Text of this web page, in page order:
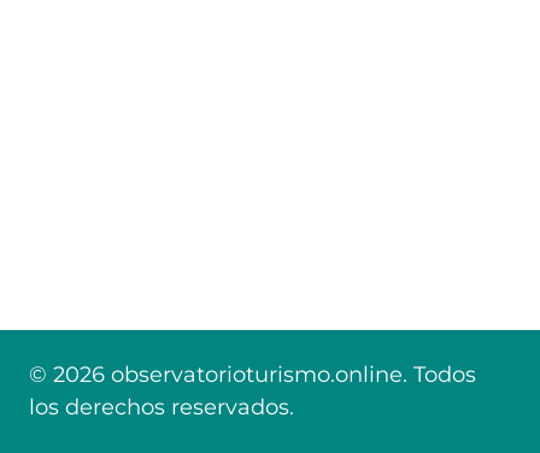
© 2026 observatorioturismo.online. Todos
los derechos reservados.